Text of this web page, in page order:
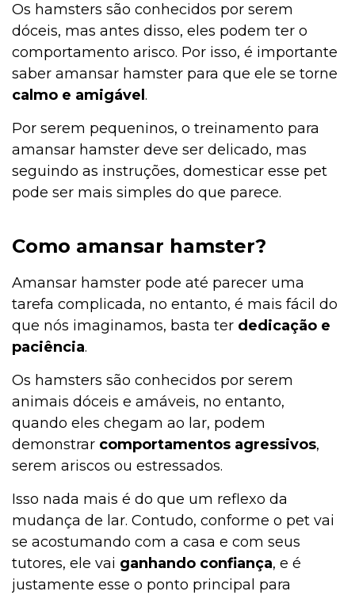
Pesquisas e Curiosidades Cobasi
Outros Pets
Notícias
Mamíferos
Institucional
Higiene
Higiene
Os hamsters são conhecidos por serem
dóceis, mas antes disso, eles podem ter o
comportamento arisco. Por isso, é importante
saber amansar hamster para que ele se torne
calmo e amigável .
Por serem pequeninos, o treinamento para
amansar hamster deve ser delicado, mas
seguindo as instruções, domesticar esse pet
pode ser mais simples do que parece.
Como amansar hamster?
Amansar hamster pode até parecer uma
tarefa complicada, no entanto, é mais fácil do
que nós imaginamos, basta ter dedicação e
paciência.
Os hamsters são conhecidos por serem
animais dóceis e amáveis, no entanto,
quando eles chegam ao lar, podem
demonstrar comportamentos agressivos,
serem ariscos ou estressados.
Isso nada mais é do que um reflexo da
mudança de lar. Contudo, conforme o pet vai
se acostumando com a casa e com seus
tutores, ele vai ganhando confiança, e é
justamente esse o ponto principal para